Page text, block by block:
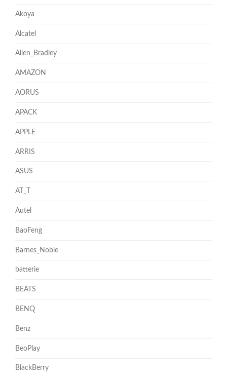
Akoya
Alcatel
Allen_Bradley
AMAZON
AORUS
APACK
APPLE
ARRIS
ASUS
AT_T
Autel
BaoFeng
Barnes_Noble
batterie
BEATS
BENQ
Benz
BeoPlay
BlackBerry